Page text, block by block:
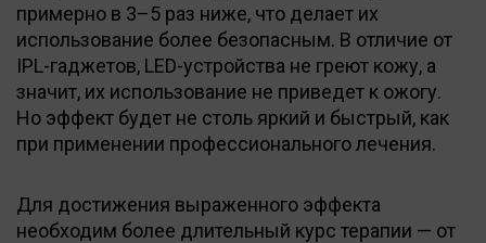
примерно в 3–5 раз ниже, что делает их
использование более безопасным. В отличие от
IPL-гаджетов, LED-устройства не греют кожу, а
значит, их использование не приведет к ожогу.
Но эффект будет не столь яркий и быстрый, как
при применении профессионального лечения.
Для достижения выраженного эффекта
необходим более длительный курс терапии — от